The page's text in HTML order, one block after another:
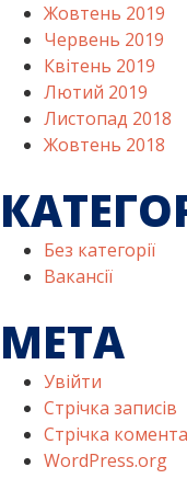
Жовтень 2019
Червень 2019
Квітень 2019
Лютий 2019
Листопад 2018
Жовтень 2018
Без категорії
Вакансії
МЕТА
Увійти
Стрічка записів
Стрічка
WordPress.org